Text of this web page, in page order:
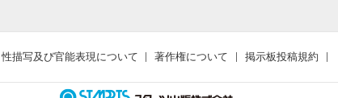
性描写及び官能表現について 著作権について 掲示板投稿規約